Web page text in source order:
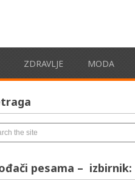
ZDRAVLJE MODA
pesama – izbirnik: